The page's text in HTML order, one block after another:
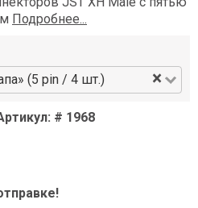
Подробнее...
(5 pin / 4 шт.)
×
# 1968